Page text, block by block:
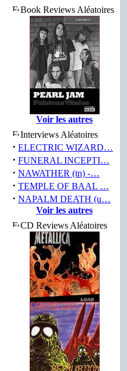
Book Reviews Aléatoires
Voir les autres
Interviews Aléatoires
· ELECTRIC WIZARD…
· FUNERAL INCEPTI…
· NAWATHER (tn) -…
· TEMPLE OF BAAL …
· NAPALM DEATH (u…
Voir les autres
CD Reviews Aléatoires